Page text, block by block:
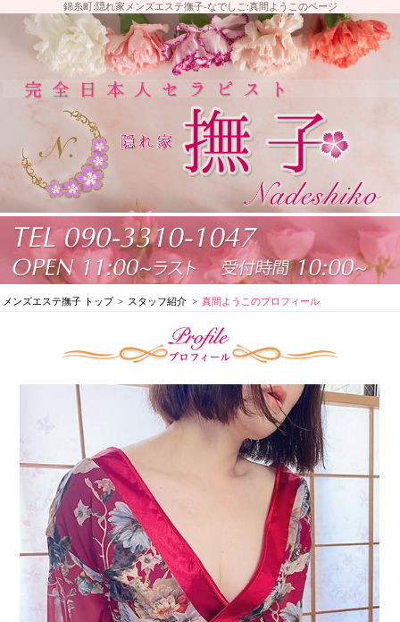
錦糸町:隠れ家メンズエステ撫子-なでしこ:真間ようこのページ
メンズエステ撫子 トップ スタッフ紹介 真間ようこのプロフィール